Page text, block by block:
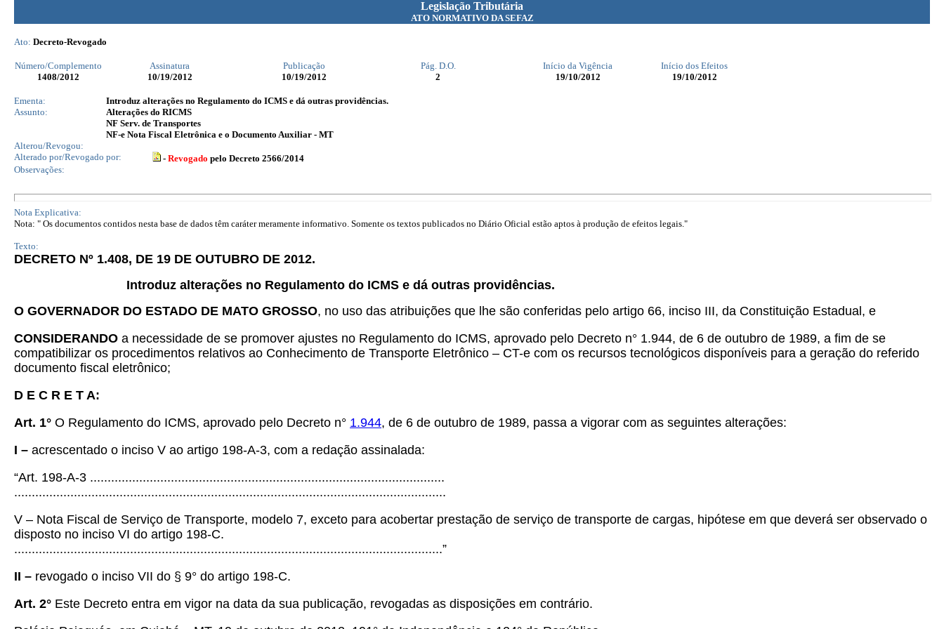
Legislação Tributária
ATO NORMATIVO DA SEFAZ
Ato: Decreto-Revogado
Número/Complemento Assinatura Publicação Pág. D.O. Início da Vigência
Início dos Efeitos
1408/2012 10/19/2012 10/19/2012 2 19/10/2012 19/10/2012
Ementa:
Introduz alterações no Regulamento do ICMS e dá outras providências.
Assunto:
Alterações do RICMS
NF Serv. de Transportes
NF-e Nota Fiscal Eletrônica e o Documento Auxiliar - MT
Alterou/Revogou:
Alterado por/Revogado por:
- Revogado pelo Decreto 2566/2014
Observações:
Nota Explicativa:
Nota: " Os documentos contidos nesta base de dados têm caráter meramente informativo. Somente os textos publicados no Diário Oficial estão aptos à produção de efeitos legais."
Texto:
DECRETO Nº 1.408, DE 19 DE OUTUBRO DE 2012.
Introduz alterações no Regulamento do ICMS e dá outras providências.
O GOVERNADOR DO ESTADO DE MATO GROSSO, no uso das atribuições que lhe são conferidas pelo artigo 66, inciso III, da Constituição Estadual, e
CONSIDERANDO a necessidade de se promover ajustes no Regulamento do ICMS, aprovado pelo Decreto n° 1.944, de 6 de outubro de 1989, a fim de se
compatibilizar os procedimentos relativos ao Conhecimento de Transporte Eletrônico – CT-e com os recursos tecnológicos disponíveis para a geração do referido
documento fiscal eletrônico;
D E C R E T A:
Art. 1° O Regulamento do ICMS, aprovado pelo Decreto n° 1.944, de 6 de outubro de 1989, passa a vigorar com as seguintes alterações:
I – acrescentado o inciso V ao artigo 198-A-3, com a redação assinalada:
“Art. 198-A-3 .....................................................................................................
...........................................................................................................................
V – Nota Fiscal de Serviço de Transporte, modelo 7, exceto para acobertar prestação de serviço de transporte de cargas, hipótese em que deverá ser observado o
disposto no inciso VI do artigo 198-C.
..........................................................................................................................”
II – revogado o inciso VII do § 9° do artigo 198-C.
Art. 2° Este Decreto entra em vigor na data da sua publicação, revogadas as disposições em contrário.